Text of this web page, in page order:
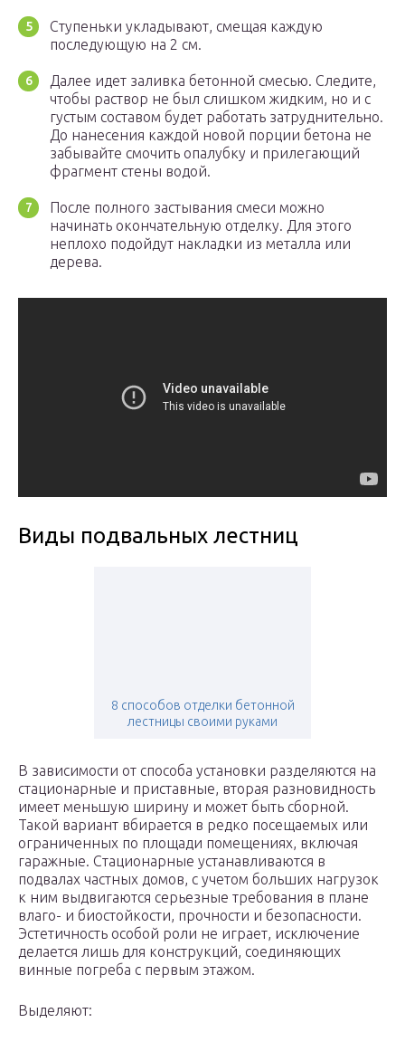
Ступеньки укладывают, смещая каждую
последующую на 2 см.
Далее идет заливка бетонной смесью. Следите,
чтобы раствор не был слишком жидким, но и с
густым составом будет работать затруднительно.
До нанесения каждой новой порции бетона не
забывайте смочить опалубку и прилегающий
фрагмент стены водой.
После полного застывания смеси можно
начинать окончательную отделку. Для этого
неплохо подойдут накладки из металла или
дерева.
Виды подвальных лестниц
8 способов отделки бетонной
лестницы своими руками
В зависимости от способа установки разделяются на
стационарные и приставные, вторая разновидность
имеет меньшую ширину и может быть сборной.
Такой вариант вбирается в редко посещаемых или
ограниченных по площади помещениях, включая
гаражные. Стационарные устанавливаются в
подвалах частных домов, с учетом больших нагрузок
к ним выдвигаются серьезные требования в плане
влаго- и биостойкости, прочности и безопасности.
Эстетичность особой роли не играет, исключение
делается лишь для конструкций, соединяющих
винные погреба с первым этажом.
Выделяют: